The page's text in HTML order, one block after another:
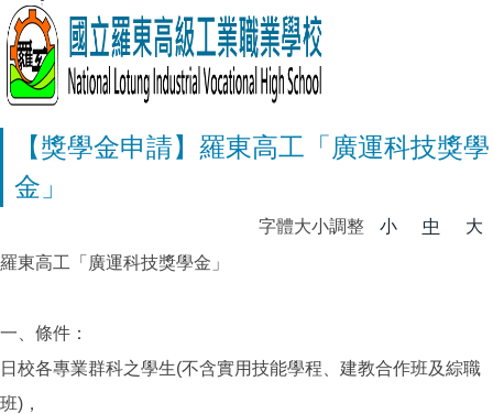
【獎學金申請】羅東高工「廣運科技獎學
金」
字體大小調整 小 中
大
羅東高工「廣運科技獎學金」
一、條件：
日校各專業群科之學生(不含實用技能學程、建教合作班及綜職
班)，